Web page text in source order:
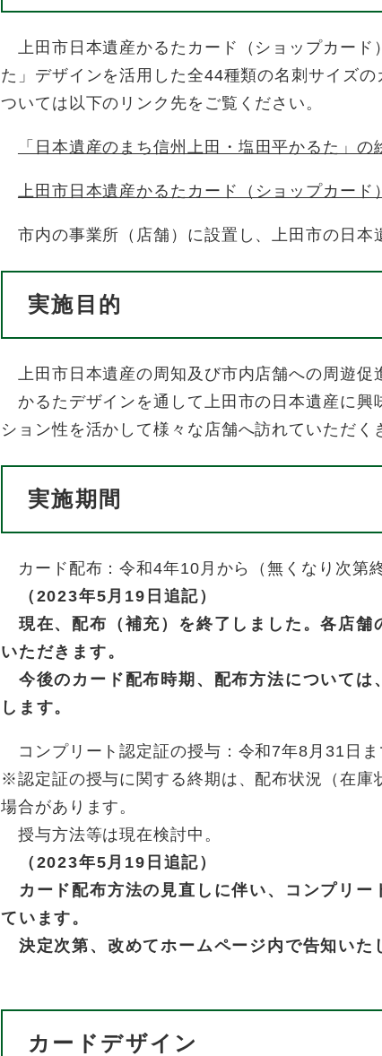
上田市日本遺産かるたカード（ショップカード
た」デザインを活用した全44種類の名刺サイズ
ついては以下のリンク先をご覧ください。
「日本遺産のまち信州上田・塩田平かるた」の
上田市日本遺産かるたカード（ショップカード
市内の事業所（店舗）に設置し、上田市の日本
実施目的
上田市日本遺産の周知及び市内店舗への周遊促
かるたデザインを通して上田市の日本遺産に興
ション性を活かして様々な店舗へ訪れていただく
実施期間
カード配布：令和4年10月から（無くなり次第終
（2023年5月19日追記）
現在、配布（補充）を終了しました。各店舗
いただきます。
今後のカード配布時期、配布方法については
します。
コンプリート認定証の授与：令和7年8月31日ま
※認定証の授与に関する終期は、配布状況（在庫
場合があります。
授与方法等は現在検討中。
（2023年5月19日追記）
カード配布方法の見直しに伴い、コンプリー
ています。
決定次第、改めてホームページ内で告知いた
カードデザイン